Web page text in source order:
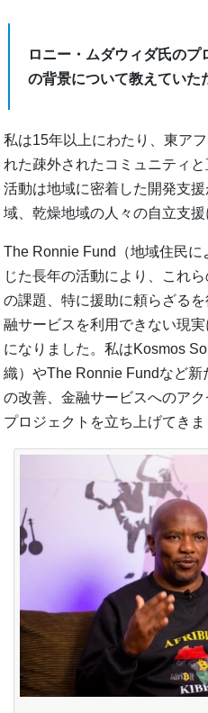
ロニー・ムダウィダ氏の
の背景について教えていた
私は15年以上にわたり、東ア
れた疎外されたコミュニティ
活動は地域に密着した開発支
域、乾燥地域の人々の自立支援
The Ronnie Fund（地域住民
じた長年の活動により、これ
の課題、特に援助に頼らざる
融サービスを利用できない現
になりました。私はKosmos
織）やThe Ronnie Fundなど
の改善、金融サービスへのア
プロジェクトを立ち上げてきま